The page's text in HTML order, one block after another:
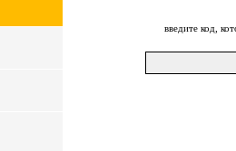
введите код,